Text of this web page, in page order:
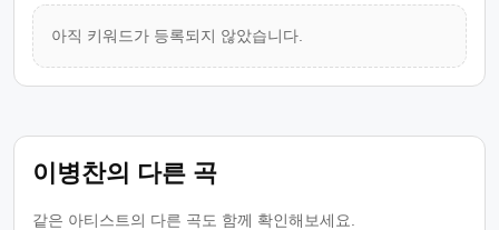
아직 키워드가 등록되지 않았습니다.
이병찬의 다른 곡
같은 아티스트의 다른 곡도 함께 확인해보세요.